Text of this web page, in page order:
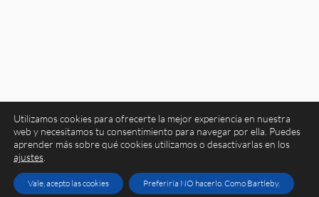
Aviso legal|Política de privacidad|Política de cookies
Utilizamos cookies para ofrecerte la mejor experiencia en nuestra
web y necesitamos tu consentimiento para navegar por ella. Puedes
aprender más sobre qué cookies utilizamos o desactivarlas en los
ajustes
Vale, acepto las cookies Preferiría NO hacerlo. Como Bartleby.